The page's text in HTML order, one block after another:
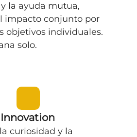
y la ayuda mutua,
impacto conjunto por
objetivos individuales.
solo.
curiosidad y la